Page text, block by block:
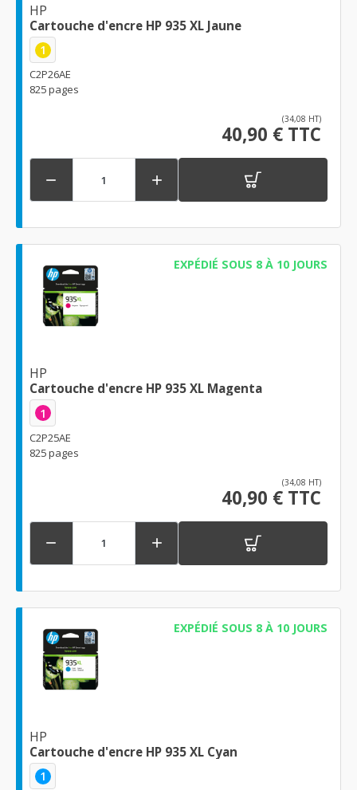
HP
Cartouche d'encre HP 935 XL Jaune
1
C2P26AE
825 pages
(34,08 HT)
40,90 € TTC
 
EXPÉDIÉ SOUS 8 À 10 JOURS
HP
Cartouche d'encre HP 935 XL Magenta
1
C2P25AE
825 pages
(34,08 HT)
40,90 € TTC
 
EXPÉDIÉ SOUS 8 À 10 JOURS
HP
Cartouche d'encre HP 935 XL Cyan
1